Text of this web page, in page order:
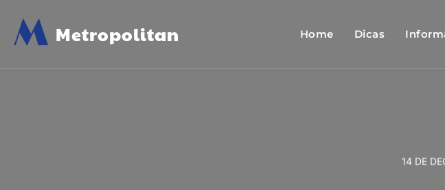
M Metropolitan Home Dicas
14 DE